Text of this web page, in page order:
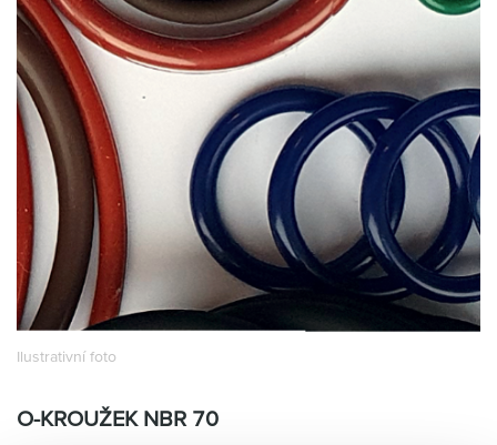
Přihlásit se
CZK
Nákupní seznam
Partner Zone
Ilustrativní foto
O-KROUŽEK NBR 70